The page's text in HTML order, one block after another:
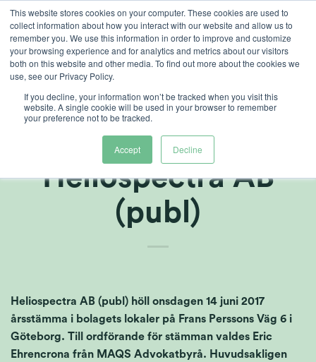
This website stores cookies on your computer. These cookies are used to
collect information about how you interact with our website and allow us to
remember you. We use this information in order to improve and customize
your browsing experience and for analytics and metrics about our visitors
both on this website and other media. To find out more about the cookies we
use, see our Privacy Policy.
If you decline, your information won’t be tracked when you visit this
website. A single cookie will be used in your browser to remember
your preference not to be tracked.
Accept Decline
Skip
content
Kommuniké från
årstämma 2017 i
Heliospectra AB
(publ)
Heliospectra AB (publ) höll onsdagen 14 juni 2017
årsstämma i bolagets lokaler på Frans Perssons Väg 6 i
Göteborg. Till ordförande för stämman valdes Eric
Ehrencrona från MAQS Advokatbyrå. Huvudsakligen